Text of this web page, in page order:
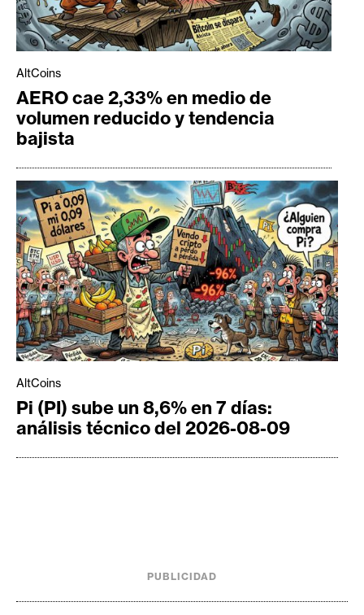
AltCoins
AERO cae 2,33% en medio de
volumen reducido y tendencia
bajista
AltCoins
Pi (PI) sube un 8,6% en 7 días:
análisis técnico del 2026-08-09
PUBLICIDAD